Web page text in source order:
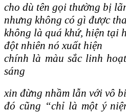
cho dù tên gọi thường bị
nhưng không có gì được
không là quá khứ, hiện tại
đột nhiên nó xuất hiện
chính là màu sắc linh
sáng
xin đừng nhầm lẫn với vô
đó cũng “chỉ là một ý